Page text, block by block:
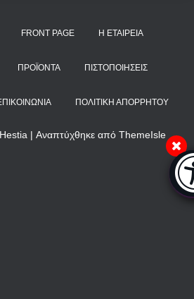
FRONT PAGE Η ΕΤΑΙΡΕΊΑ
ΠΡΟΪΌΝΤΑ ΠΙΣΤΟΠΟΙΉΣΕΙΣ
ΠΟΛΙΤΙΚΉ ΑΠΟΡΡΉΤΟΥ
Hestia | Αναπτύχθηκε από ThemeIsle